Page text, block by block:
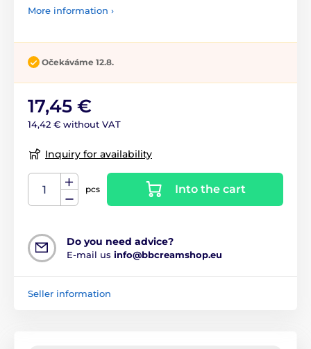
More information ›
Očekáváme 12.8.
17,45 €
14,42 € without VAT
Inquiry for availability
pcs Into the cart
Do you need advice?
E-mail us info@bbcreamshop.eu
Seller information